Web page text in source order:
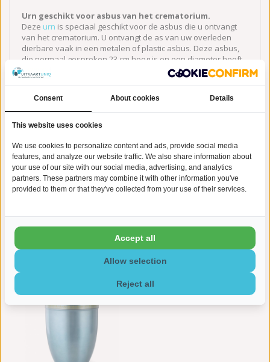
Urn geschikt voor asbus van het crematorium.
Deze urn is speciaal geschikt voor de asbus die u ontvangt
van het crematorium. U ontvangt de as van uw overleden
dierbare vaak in een metalen of plastic asbus. Deze asbus,
die normaal gesproken 23 cm hoog is en een diameter heeft
van ongeveer 17 cm, kunt u in deze urn plaatsen. Vraag voor
de zekerheid altijd even bij het crematorium wat de afmeting
deze in de door u gewenste urn past.
Levertijd graveren:We streven ernaar om de reguliere
mogelijk dat de graveren optie van invloed is op de levertijd.
Normaal gesproken dient u rekening te houden met een
levertijd van max. 7 werkdagen extra, buiten de reguliere
levertijd.
Gerelateerde producten
Consent About cookies Details
This website uses cookies
We use cookies to personalize content and ads, provide social media
features, and analyze our website traffic. We also share information about
your use of our site with our social media, advertising, and analytics
partners. These partners may combine it with other information you've
provided to them or that they've collected from your use of their services.
Reject all
Allow selection
Accept all